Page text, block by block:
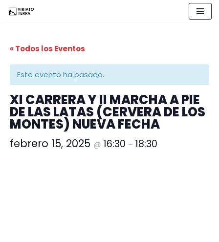
contenido
« Todos los Eventos
Este evento ha pasado.
XI CARRERA Y II MARCHA A PIE
DE LAS LATAS (CERVERA DE LOS
MONTES) NUEVA FECHA
febrero 15, 2025 @ 16:30 – 18:30